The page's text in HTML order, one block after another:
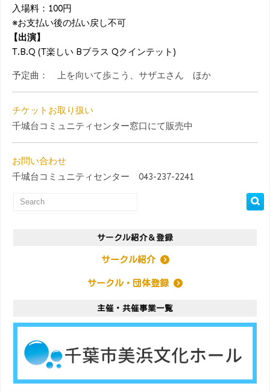
入場料：100円
※お支払い後の払い戻し不可
【出演】
T.B.Q (T楽しい Bブラス Qクインテット)
予定曲： 上を向いて歩こう、サザエさん ほか
チケットお取り扱い
千城台コミュニティセンター窓口にて販売中
お問い合わせ
千城台コミュニティセンター 043-237-2241
サークル紹介＆登録
サークル紹介
サークル・団体登録
主催・共催事業一覧